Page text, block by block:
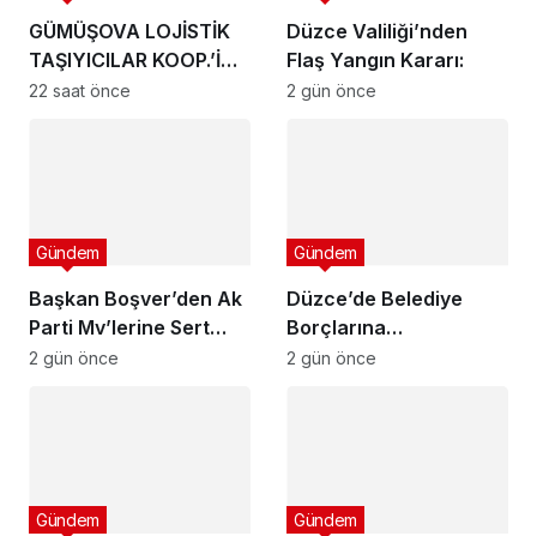
GÜMÜŞOVA LOJİSTİK
TAŞIYICILAR KOOP.’İ
KURULDU !
22 saat önce
Düzce Valiliği’nden
Flaş Yangın Kararı:
2 gün önce
Başkan Boşver’den Ak
Parti Mv’lerine Sert
Tepki!
Gündem
2 gün önce
Düzce’de Belediye
Borçlarına
Yapılandırma!
Gündem
2 gün önce
Gündem Gündem